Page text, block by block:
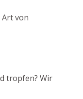
von
tropfen? Wir